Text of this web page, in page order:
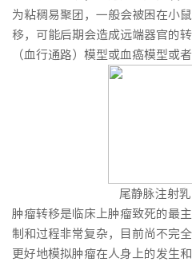
为粘稠易聚团，一般会被困在小
移，可能后期会造成远端器官的
（血行通路）模型或血癌模型或
尾静脉注射
肿瘤转移是临床上肿瘤致死的最
制和过程非常复杂，目前尚不完
更好地模拟肿瘤在人身上的发生